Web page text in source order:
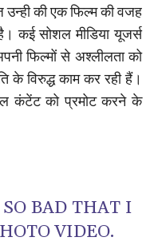
की एक फिल्म की वजह
कई सोशल मीडिया यूजर्स
फिल्मों से अश्लीलता को
के विरुद्ध काम कर रही हैं।
कंटेंट को प्रमोट करने के
BAD THAT I
VIDEO.